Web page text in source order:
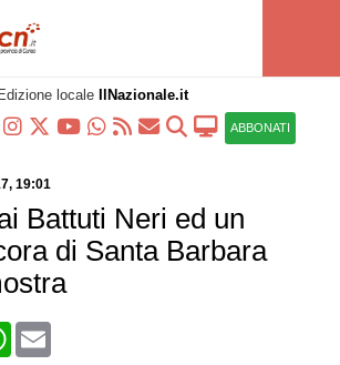
Edizione locale IlNazionale.it
ABBONATI
, 19:01
Battuti Neri ed un
di Santa Barbara
WhatsApp
Email